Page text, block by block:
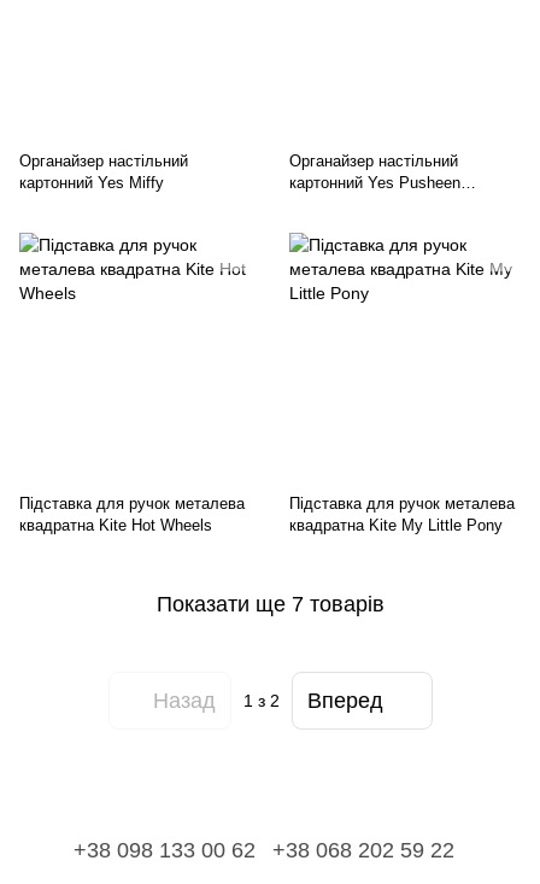
Органайзер настільний
картонний Yes Miffy
Органайзер настільний
картонний Yes Pusheen
Підставка для ручок металева
квадратна Kite Hot Wheels
Підставка для ручок металева
квадратна Kite My Little Pony
Показати ще 7 товарів
Назад 1 з 2 Вперед
+38 098 133 00 62 +38 068 202 59 22